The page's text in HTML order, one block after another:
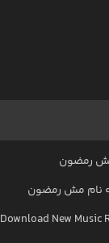
رمضون
نام مش رمضون
Download New Music